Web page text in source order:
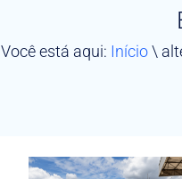
Você está aqui: Início\